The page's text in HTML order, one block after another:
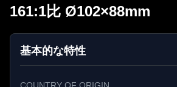
161:1比 Ø102×88mm
基本的な特性